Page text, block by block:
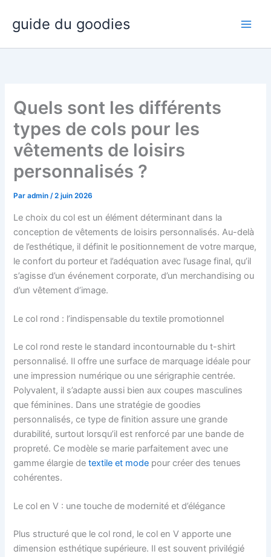
contenu
guide du goodies
Quels sont les différents
types de cols pour les
vêtements de loisirs
personnalisés ?
Paradmin/2 juin 2026
Le choix du col est un élément déterminant dans la
conception de vêtements de loisirs personnalisés. Au-delà
de l’esthétique, il définit le positionnement de votre marque,
le confort du porteur et l’adéquation avec l’usage final, qu’il
s’agisse d’un événement corporate, d’un merchandising ou
d’un vêtement d’image.
Le col rond : l’indispensable du textile promotionnel
Le col rond reste le standard incontournable du t-shirt
personnalisé. Il offre une surface de marquage idéale pour
une impression numérique ou une sérigraphie centrée.
Polyvalent, il s’adapte aussi bien aux coupes masculines
que féminines. Dans une stratégie de goodies
personnalisés, ce type de finition assure une grande
durabilité, surtout lorsqu’il est renforcé par une bande de
propreté. Ce modèle se marie parfaitement avec une
gamme élargie detextile et mode pour créer des tenues
cohérentes.
Le col en V : une touche de modernité et d’élégance
Plus structuré que le col rond, le col en V apporte une
dimension esthétique supérieure. Il est souvent privilégié